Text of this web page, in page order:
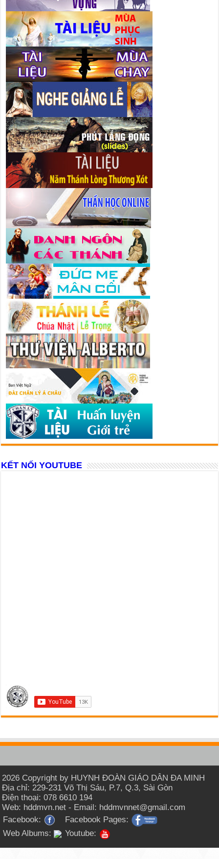
KẾT NỐI YOUTUBE
2026 Copyright by HUYNH ĐOÀN GIÁO DÂN ĐA MINH
Địa chỉ: 229-231 Võ Thị Sáu, P.7, Q.3, Sài Gòn
Điện thoại: 078 6610 194
Web: hddmvn.net - Email: hddmvnnet@gmail.com
Facebook:
Facebook Pages:
Web Albums:
Youtube: